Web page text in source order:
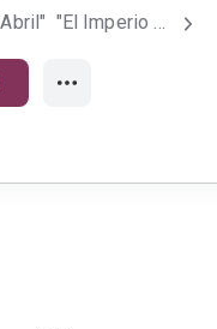
Autor de las novelas: "Una Brisa en Abril" "El Imperio no Ha Caido" y el poemario: Cataratas De Ensueño. Compositor y musico popular.